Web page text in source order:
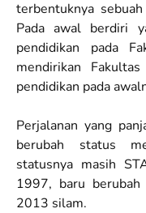
terbentuknya
Pada awal berdiri
pendidikan pada
mendirikan
pendidikan pada
Perjalanan yang
berubah status
statusnya masih
1997, baru
2013 silam.